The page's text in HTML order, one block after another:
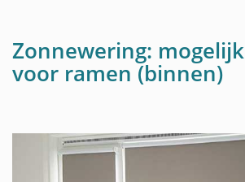
Zonnewering:
voor ramen (binnen)